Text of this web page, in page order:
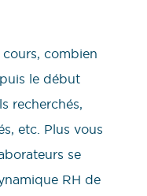
combien
le début
recherchés,
etc. Plus vous
se
RH de